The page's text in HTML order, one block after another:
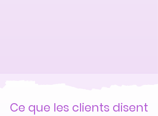
Ce que les clients disent